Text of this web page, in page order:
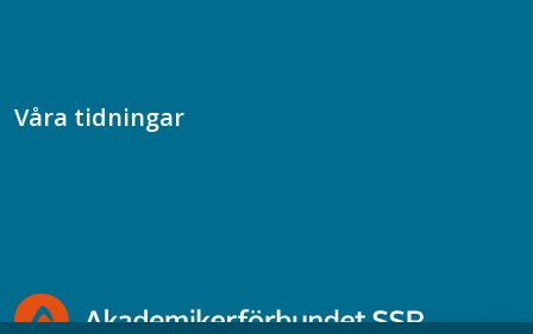
Våra tidningar